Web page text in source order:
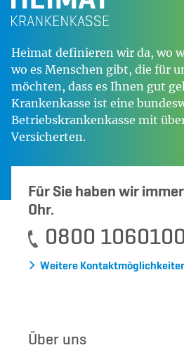
Heimat definieren wir da, wo
wo es Menschen gibt, die für
möchten, dass es Ihnen gut
Krankenkasse ist eine
Betriebskrankenkasse mit
Versicherten.
Für Sie haben wir
Ohr.
0800 1060100
Weitere
Über uns